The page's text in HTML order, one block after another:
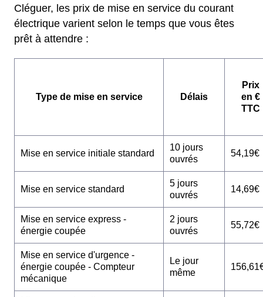
Cléguer, les prix de mise en service du courant
électrique varient selon le temps que vous êtes
prêt à attendre :
Type de mise en service Délais
Prix
en €
TTC
Mise en service initiale standard
10 jours
ouvrés
54,19€
Mise en service standard
5 jours
ouvrés
14,69€
Mise en service express -
énergie coupée
2 jours
ouvrés
55,72€
Mise en service d'urgence -
énergie coupée - Compteur
mécanique
Le jour
même